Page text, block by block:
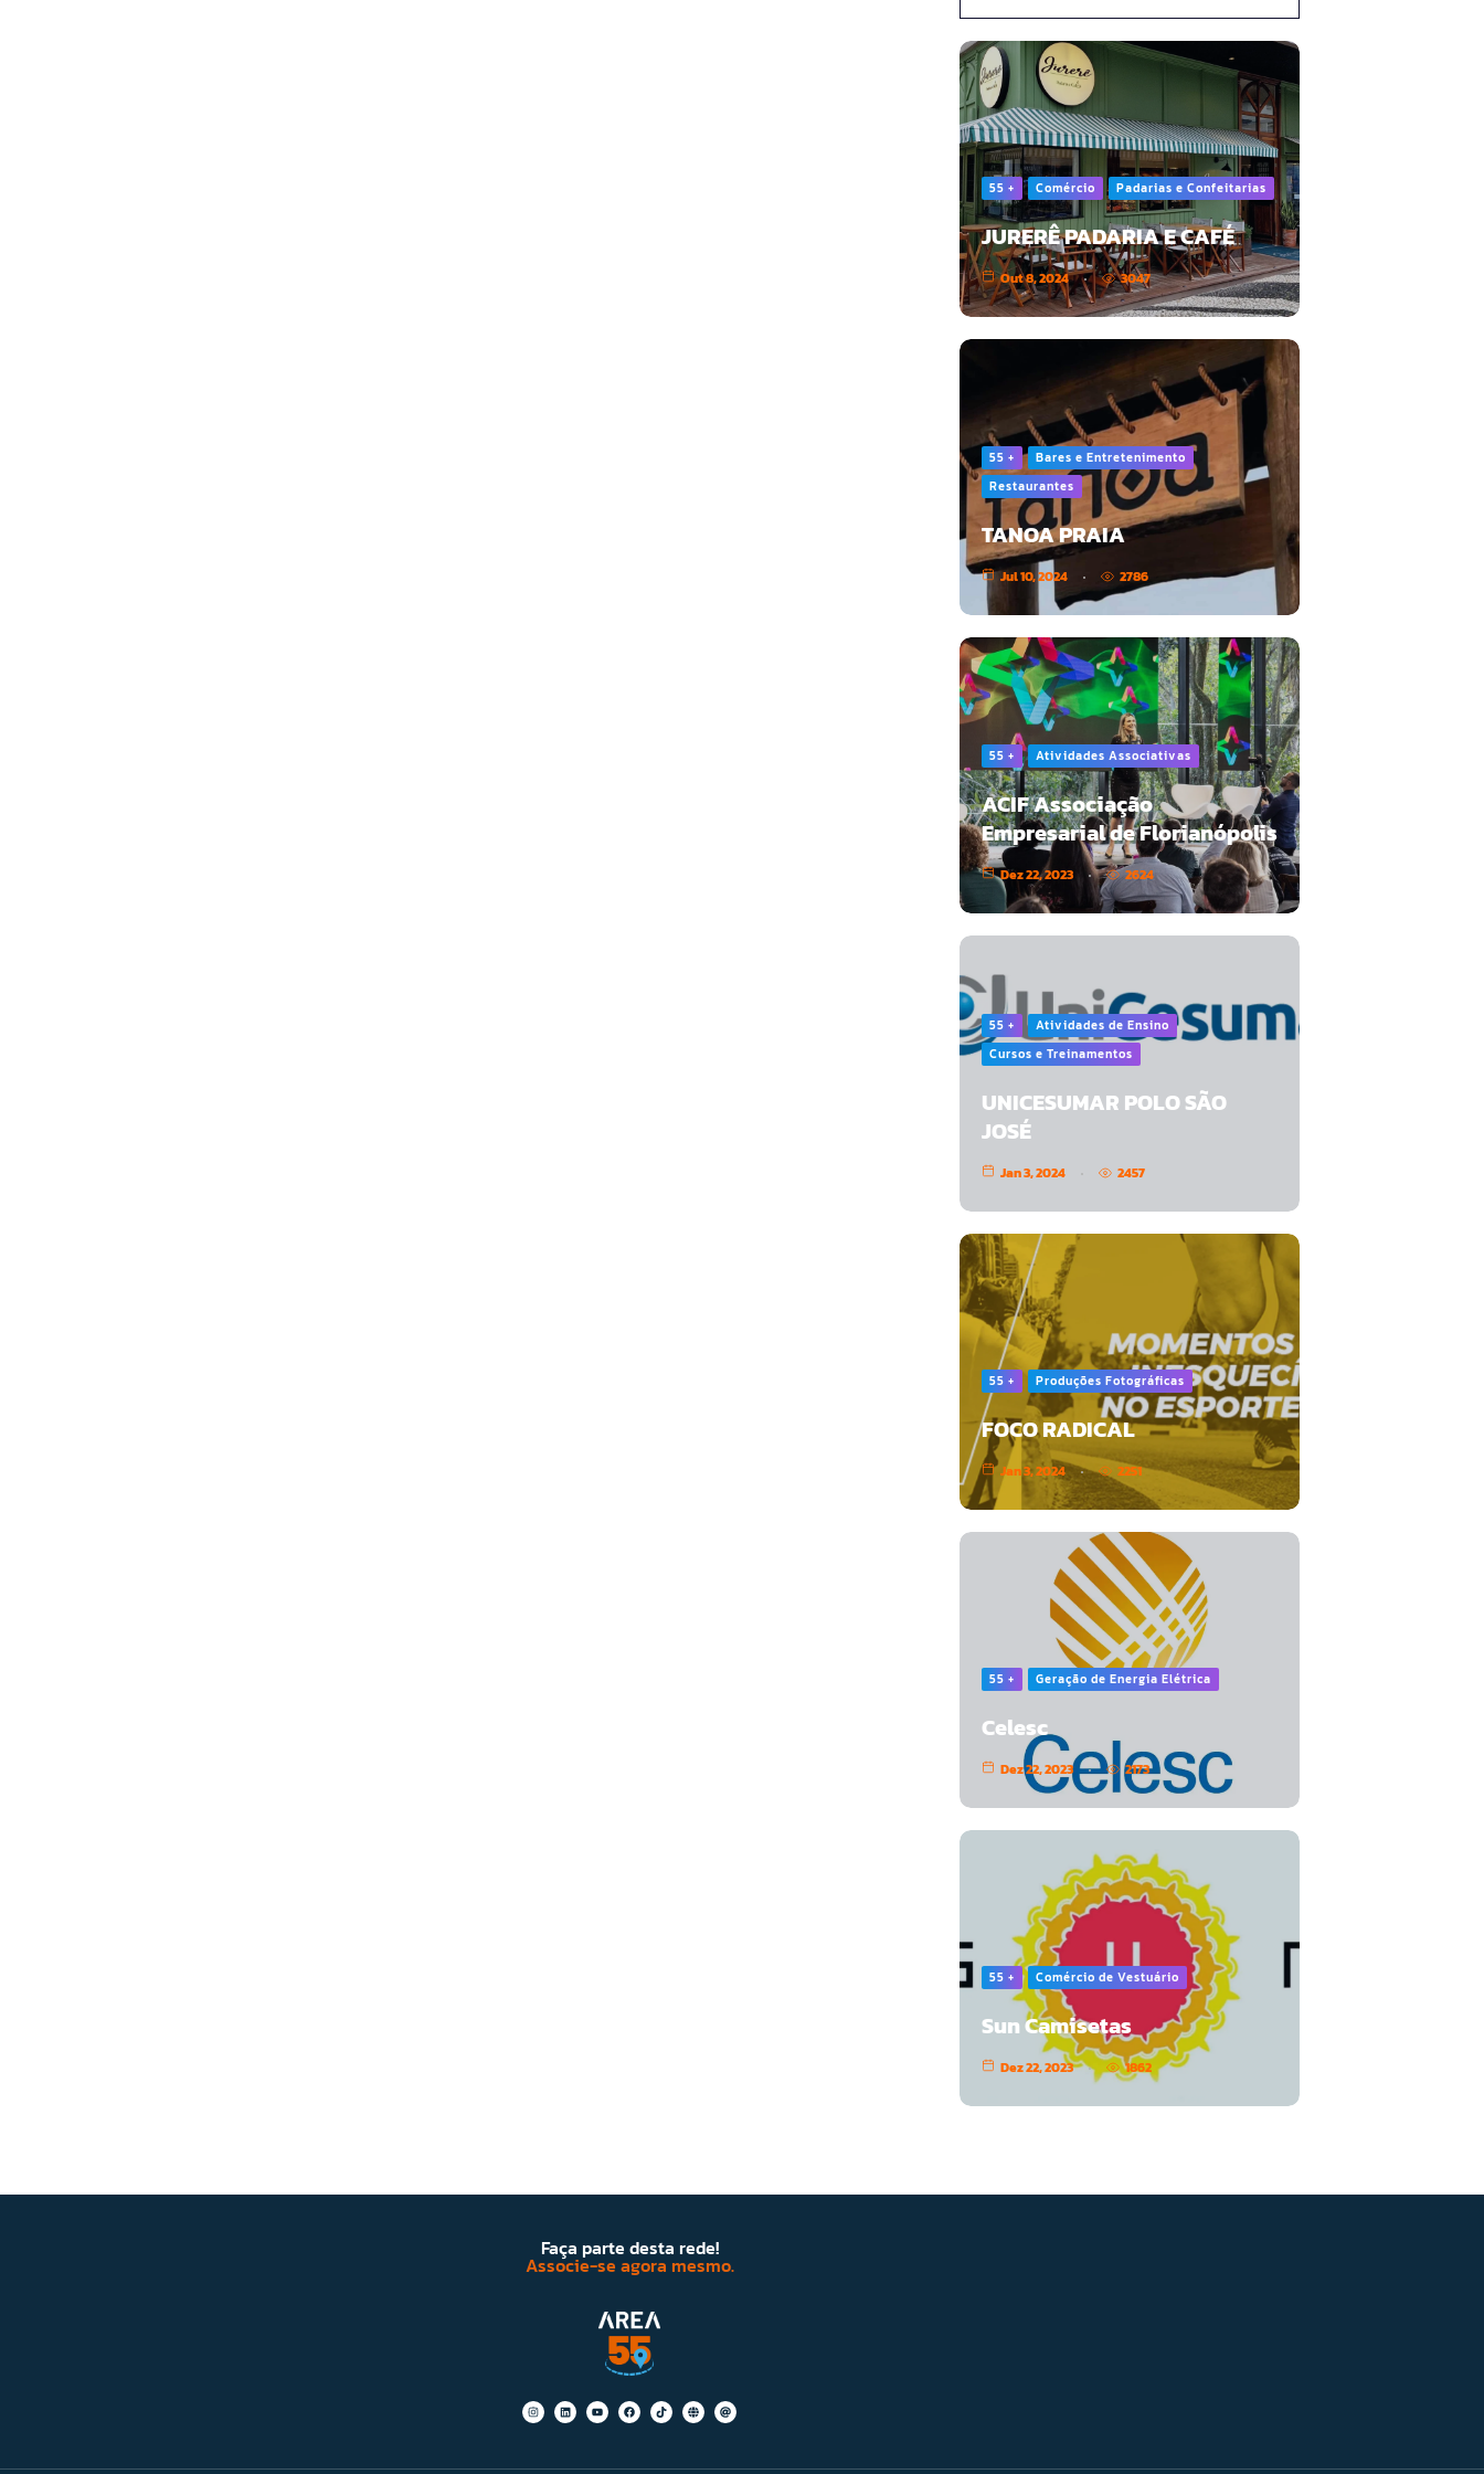
55 + Comércio Padarias e Confeitarias
JURERÊ PADARIA E CAFÉ
Out 8, 2024 3047
55 +
Bares e Entretenimento
Restaurantes
TANOA PRAIA
Jul 10, 2024 2786
55 + Atividades Associativas
ACIF Associação
Empresarial de Florianópolis
Dez 22, 2023 2624
55 +
Atividades de Ensino
Cursos e Treinamentos
UNICESUMAR POLO SÃO
JOSÉ
Jan 3, 2024 2457
55 + Produções Fotográficas
FOCO RADICAL
Jan 3, 2024 2251
55 + Geração de Energia Elétrica
Celesc
Dez 22, 2023 2173
55 + Comércio de Vestuário
Sun Camisetas
Dez 22, 2023 1862
Faça parte desta rede!
Associe-se agora mesmo.